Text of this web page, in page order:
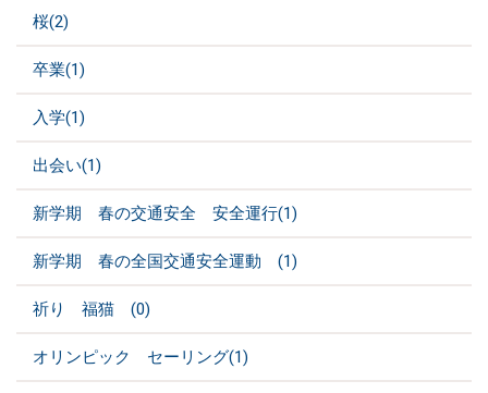
桜(2)
卒業(1)
入学(1)
出会い(1)
新学期 春の交通安全 安全運行(1)
新学期 春の全国交通安全運動 (1)
祈り 福猫 (0)
オリンピック セーリング(1)